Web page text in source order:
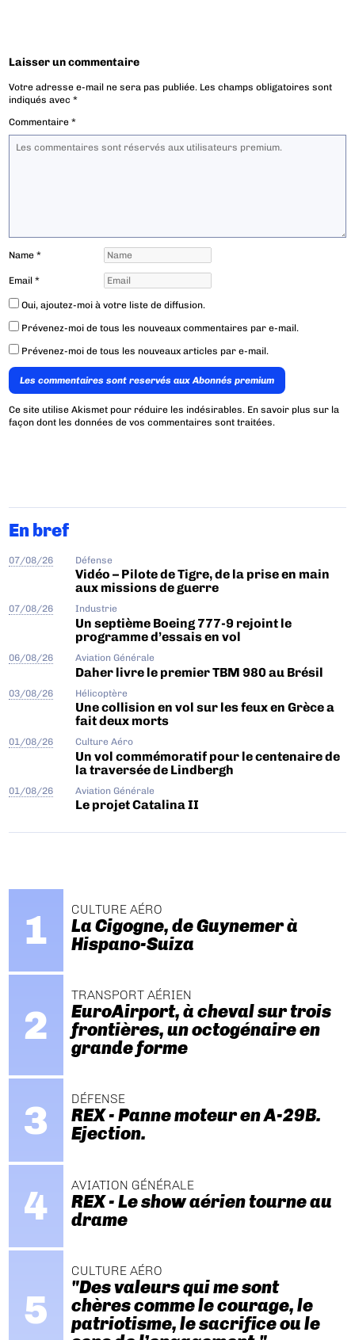
Laisser un commentaire
Votre adresse e-mail ne sera pas publiée. Les champs obligatoires sont
indiqués avec*
Commentaire*
Name*
Email*
Oui, ajoutez-moi à votre liste de diffusion.
Prévenez-moi de tous les nouveaux commentaires par e-mail.
Prévenez-moi de tous les nouveaux articles par e-mail.
Les commentaires sont reservés aux Abonnés premium
Ce site utilise Akismet pour réduire les indésirables. En savoir plus sur la
façon dont les données de vos commentaires sont traitées.
En bref
07/08/26 Défense
Vidéo – Pilote de Tigre, de la prise en main
aux missions de guerre
07/08/26 Industrie
Un septième Boeing 777-9 rejoint le
programme d’essais en vol
06/08/26 Aviation Générale
Daher livre le premier TBM 980 au Brésil
03/08/26 Hélicoptère
Une collision en vol sur les feux en Grèce a
fait deux morts
01/08/26 Culture Aéro
Un vol commémoratif pour le centenaire de
la traversée de Lindbergh
01/08/26 Aviation Générale
Le projet Catalina II
CULTURE AÉRO
La Cigogne, de Guynemer à
Hispano-Suiza
TRANSPORT AÉRIEN
EuroAirport, à cheval sur trois
frontières, un octogénaire en
grande forme
DÉFENSE
REX - Panne moteur en A-29B.
Ejection.
AVIATION GÉNÉRALE
REX - Le show aérien tourne au
drame
CULTURE AÉRO
"Des valeurs qui me sont
chères comme le courage, le
patriotisme, le sacrifice ou le